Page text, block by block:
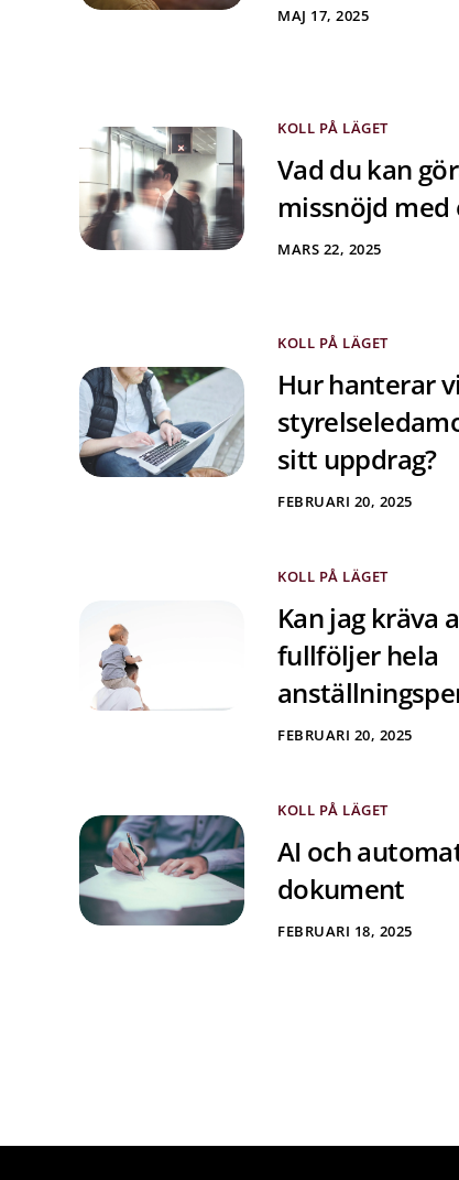
MAJ 17, 2025
KOLL PÅ LÄGET
Vad du kan
missnöjd med
MARS 22, 2025
KOLL PÅ LÄGET
Hur hanterar
sitt uppdrag?
FEBRUARI 20, 2025
KOLL PÅ LÄGET
Kan jag kräva
fullföljer hela
FEBRUARI 20, 2025
KOLL PÅ LÄGET
AI och
dokument
FEBRUARI 18, 2025